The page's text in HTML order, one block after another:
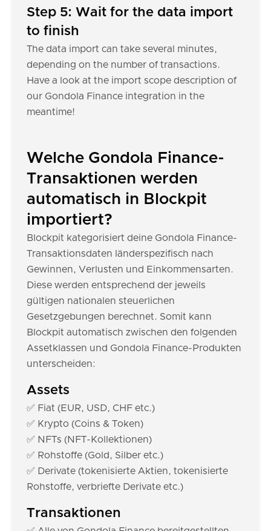
Step 5: Wait for the data import
to finish
The data import can take several minutes,
depending on the number of transactions.
Have a look at the import scope description of
our Gondola Finance integration in the
meantime!
Welche Gondola Finance-
Transaktionen werden
automatisch in Blockpit
importiert?
Blockpit kategorisiert deine Gondola Finance-
Transaktionsdaten länderspezifisch nach
Gewinnen, Verlusten und Einkommensarten.
Diese werden entsprechend der jeweils
gültigen nationalen steuerlichen
Gesetzgebungen berechnet. Somit kann
Blockpit automatisch zwischen den folgenden
Assetklassen und Gondola Finance-Produkten
unterscheiden:
Assets
✅ Fiat (EUR, USD, CHF etc.)
✅ Krypto (Coins & Token)
✅ NFTs (NFT-Kollektionen)
✅ Rohstoffe (Gold, Silber etc.)
✅ Derivate (tokenisierte Aktien, tokenisierte
Rohstoffe, verbriefte Derivate etc.)
Transaktionen